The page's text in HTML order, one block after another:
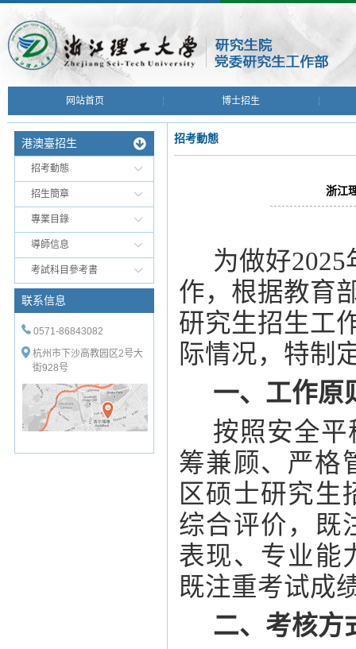
网站首页 博士招生
港澳臺招生
招考動態
招生簡章
專業目錄
導師信息
考試科目參考書
联系信息
0571-86843082
杭州市下沙高教园区2号大
街928号
招考動態
浙江
为做好2025
作，根据教育
研究生招生工
际情况，特制
一、工作原
按照安全平
筹兼顾、严格
区硕士研究生
综合评价，既
表现、专业能
既注重考试成
二、考核方